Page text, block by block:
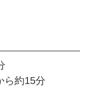
ら約15分